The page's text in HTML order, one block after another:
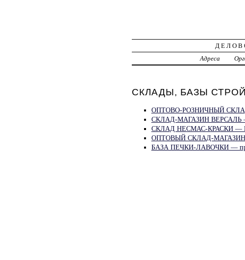
Адреса
СКЛАДЫ, БАЗЫ
ОПТОВО-РОЗНИЧНЫЙ
СКЛАД-МАГАЗИН
СКЛАД НЕСМАС-КРАСКИ —
ОПТОВЫЙ СКЛАД-
БАЗА ПЕЧКИ-ЛАВОЧКИ —